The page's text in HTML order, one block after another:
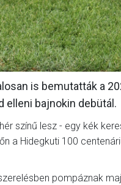
is bemutatták a
elleni bajnokin debütál.
színű lesz - egy kék
a Hidegkuti 100
pompáznak